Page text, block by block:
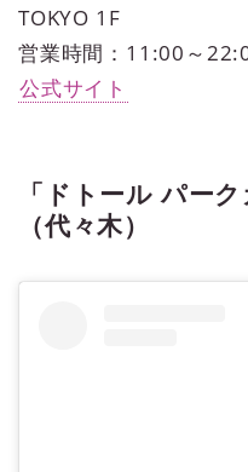
TOKYO 1F
営業時間：11:00～
公式サイト
「ドトール パー
（代々木）